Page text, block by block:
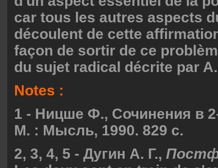
car tous les autres aspects
découlent de cette
façon de sortir de ce
du sujet radical décrite par
Notes :
1 - Ницше Ф., Сочинения в
М. : Мысль, 1990. 829 с.
2, 3, 4, 5 - Дугин А. Г.,